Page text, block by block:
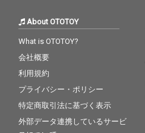
About OTOTOY
What is OTOTOY?
会社概要
利用規約
プライバシー・ポリシー
特定商取引法に基づく表示
外部データ連携しているサービ